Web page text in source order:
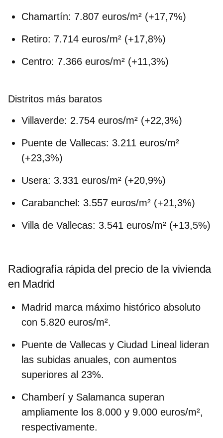
Chamartín: 7.807 euros/m² (+17,7%)
Retiro: 7.714 euros/m² (+17,8%)
Centro: 7.366 euros/m² (+11,3%)
Distritos más baratos
Villaverde: 2.754 euros/m² (+22,3%)
Puente de Vallecas: 3.211 euros/m²
(+23,3%)
Usera: 3.331 euros/m² (+20,9%)
Carabanchel: 3.557 euros/m² (+21,3%)
Villa de Vallecas: 3.541 euros/m² (+13,5%)
Radiografía rápida del precio de la vivienda
en Madrid
Madrid marca máximo histórico absoluto
con 5.820 euros/m².
Puente de Vallecas y Ciudad Lineal lideran
las subidas anuales, con aumentos
superiores al 23%.
Chamberí y Salamanca superan
ampliamente los 8.000 y 9.000 euros/m²,
respectivamente.